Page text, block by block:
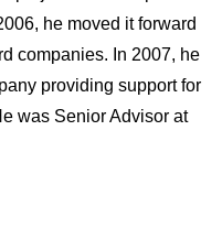
he moved it forward
companies. In 2007, he
providing support for
was Senior Advisor at